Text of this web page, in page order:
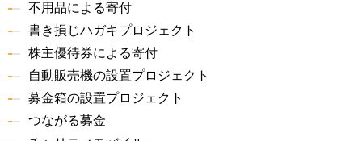
不用品による寄付
書き損じハガキプロジェクト
株主優待券による寄付
自動販売機の設置プロジェクト
募金箱の設置プロジェクト
つながる募金